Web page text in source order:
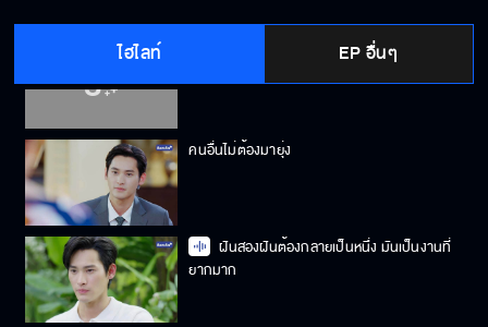
ไฮไลท์ EP อื่นๆ
คนพวกนั้นไม่ได้ให้ข้าวเรากินซะหน่อย เราจะไป
คนอื่นไม่ต้องมายุ่ง
ฝันสองฝันต้องกลายเป็นหนึ่ง มันเป็นงานที่
ยากมาก